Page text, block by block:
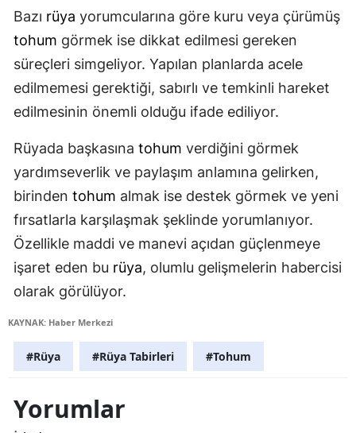
Bazı rüya yorumcularına göre kuru veya çürümüş
tohum görmek ise dikkat edilmesi gereken
süreçleri simgeliyor. Yapılan planlarda acele
edilmemesi gerektiği, sabırlı ve temkinli hareket
edilmesinin önemli olduğu ifade ediliyor.
Rüyada başkasına tohum verdiğini görmek
yardımseverlik ve paylaşım anlamına gelirken,
birinden tohum almak ise destek görmek ve yeni
fırsatlarla karşılaşmak şeklinde yorumlanıyor.
Özellikle maddi ve manevi açıdan güçlenmeye
işaret eden bu rüya, olumlu gelişmelerin habercisi
olarak görülüyor.
KAYNAK: Haber Merkezi
#Rüya #Rüya Tabirleri #Tohum
Yorumlar